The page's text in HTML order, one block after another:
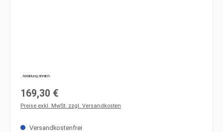
Abbildung ähnlich
Regulärer Preis:
169,30 €
Preise exkl. MwSt. zzgl. Versandkosten
Versandkostenfrei